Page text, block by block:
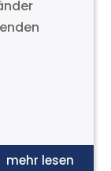
mehr lesen